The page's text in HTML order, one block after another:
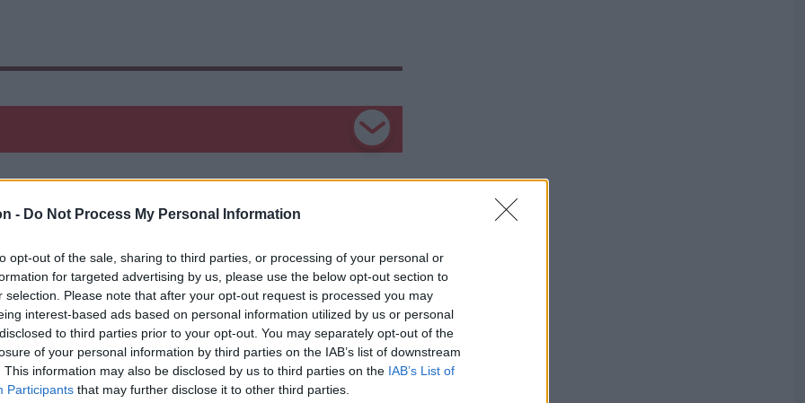
- Do Not Process My Personal Information
opt-out of the sale, sharing to third parties, or processing of your personal or
for targeted advertising by us, please use the below opt-out section to
selection. Please note that after your opt-out request is processed you may
interest-based ads based on personal information utilized by us or personal
to third parties prior to your opt-out. You may separately opt-out of the
of your personal information by third parties on the IAB’s list of downstream
This information may also be disclosed by us to third parties on the IAB’s List of
Participants that may further disclose it to other third parties.